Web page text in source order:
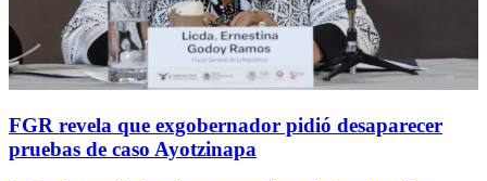
FGR revela que exgobernador pidió desaparecer
pruebas de caso Ayotzinapa